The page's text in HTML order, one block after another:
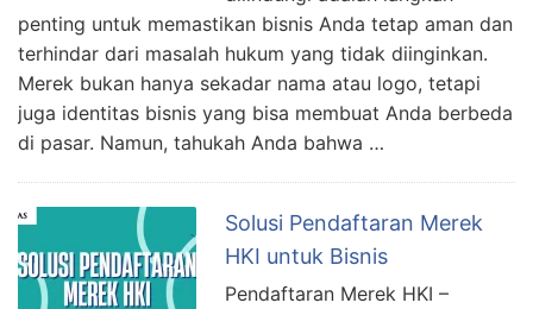
penting untuk memastikan bisnis Anda tetap aman dan
terhindar dari masalah hukum yang tidak diinginkan.
Merek bukan hanya sekadar nama atau logo, tetapi
juga identitas bisnis yang bisa membuat Anda berbeda
di pasar. Namun, tahukah Anda bahwa …
Solusi Pendaftaran Merek
HKI untuk Bisnis
Pendaftaran Merek HKI –